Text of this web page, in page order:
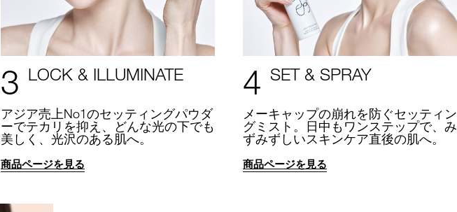
3 LOCK & ILLUMINATE
アジア売上No1のセッティングパウダ
ーでテカリを抑え、どんな光の下でも
美しく、光沢のある肌へ。
商品ページを見る
4 SET & SPRAY
メーキャップの崩れを防ぐセッティン
グミスト。日中もワンステップで、み
ずみずしいスキンケア直後の肌へ。
商品ページを見る